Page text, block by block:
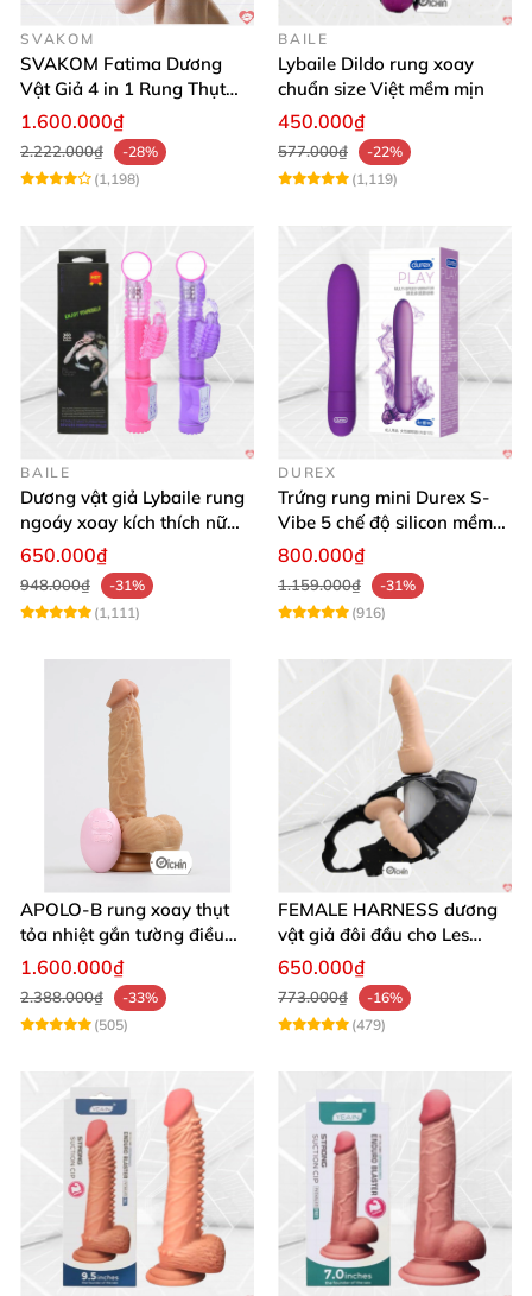
SVAKOM
SVAKOM Fatima Dương
Vật Giả 4 in 1 Rung Thụt
Hút Toả Nhiệt Massage Cho
1.600.000₫
2.222.000₫
-28%
(1,198)
BAILE
Lybaile Dildo rung xoay
chuẩn size Việt mềm mịn
450.000₫
577.000₫
-22%
(1,119)
BAILE
Dương vật giả Lybaile rung
ngoáy xoay kích thích nữ
thủ dâm
650.000₫
948.000₫
-31%
(1,111)
DUREX
Trứng rung mini Durex S-
Vibe 5 chế độ silicon mềm
mịn cao cấp
800.000₫
1.159.000₫
-31%
(916)
APOLO-B rung xoay thụt
tỏa nhiệt gắn tường điều
khiển từ xa đa chế độ
1.600.000₫
2.388.000₫
-33%
(505)
FEMALE HARNESS dương
vật giả đôi đầu cho Les
massage cực sướng
650.000₫
773.000₫
-16%
(479)